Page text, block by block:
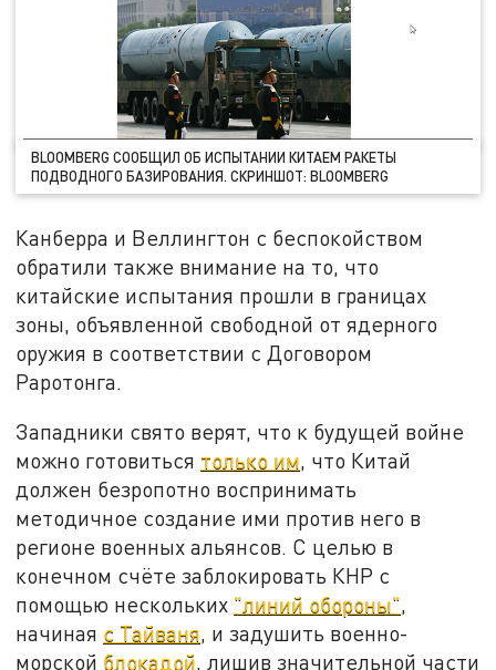
BLOOMBERG СООБЩИЛ ОБ ИСПЫТАНИИ КИТАЕМ РАКЕТЫ
ПОДВОДНОГО БАЗИРОВАНИЯ. СКРИНШОТ: BLOOMBERG
Канберра и Веллингтон с беспокойством
обратили также внимание на то, что
китайские испытания прошли в границах
зоны, объявленной свободной от ядерного
оружия в соответствии с Договором
Раротонга.
Западники свято верят, что к будущей войне
можно готовиться только им, что Китай
должен безропотно воспринимать
методичное создание ими против него в
регионе военных альянсов. С целью в
конечном счёте заблокировать КНР с
помощью нескольких "линий обороны",
начиная с Тайваня, и задушить военно-
морской блокадой, лишив значительной части